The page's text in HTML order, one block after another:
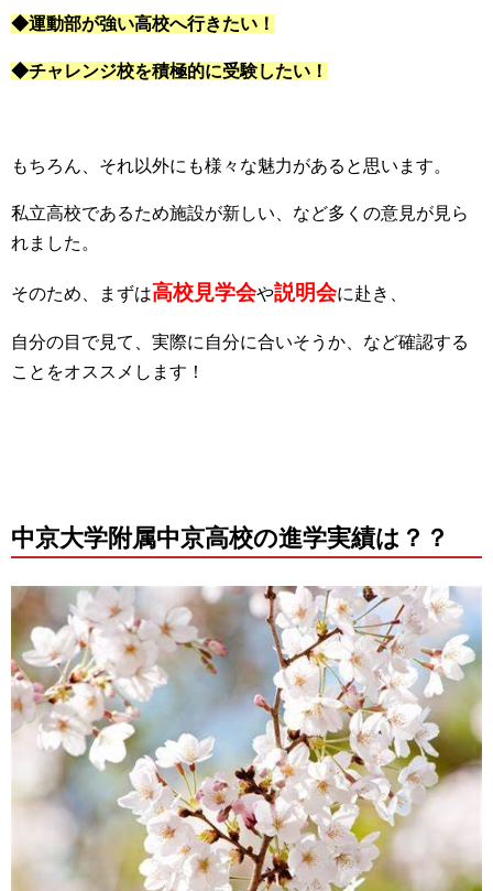
◆運動部が強い高校へ行きたい！
◆チャレンジ校を積極的に受験したい！
もちろん、それ以外にも様々な魅力があると思います。
私立高校であるため施設が新しい、など多くの意見が見ら
れました。
そのため、まずは高校見学会や説明会に赴き、
自分の目で見て、実際に自分に合いそうか、など確認する
ことをオススメします！
中京大学附属中京高校の進学実績は？？